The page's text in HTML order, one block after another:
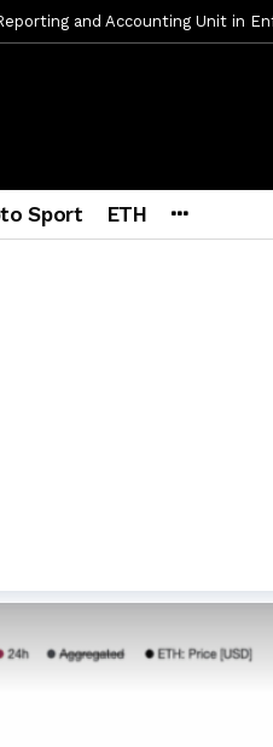
and Accounting Unit in
Clarity: Statement on
CLARITY Act passage
of Small Business Advisory
Sport ETH